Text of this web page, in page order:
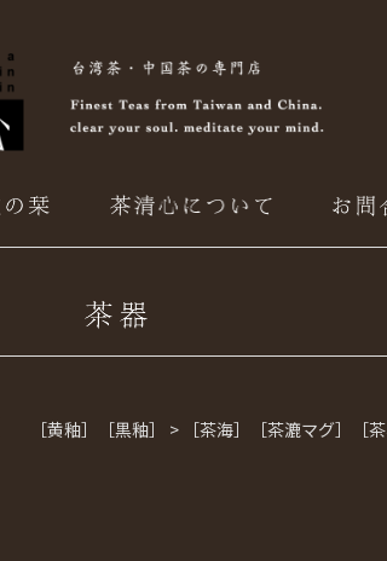
［黄釉］［黒釉］ > ［茶海］［茶漉マグ］［